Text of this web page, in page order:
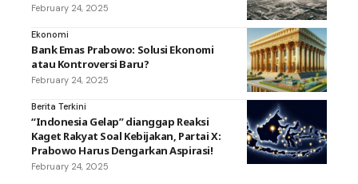
February 24, 2025
Ekonomi
Bank Emas Prabowo: Solusi Ekonomi
atau Kontroversi Baru?
February 24, 2025
Berita Terkini
“Indonesia Gelap” dianggap Reaksi
Kaget Rakyat Soal Kebijakan, Partai X:
Prabowo Harus Dengarkan Aspirasi!
February 24, 2025